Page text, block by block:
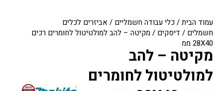
עמוד הבית/כלי עבודה חשמליים / אביזרים לכלים
חשמלים / דיסקים / מקיטה – להב למולטיטול לחומרים רכים
28X40 ממ
מקיטה – להב
למולטיטול לחומרים